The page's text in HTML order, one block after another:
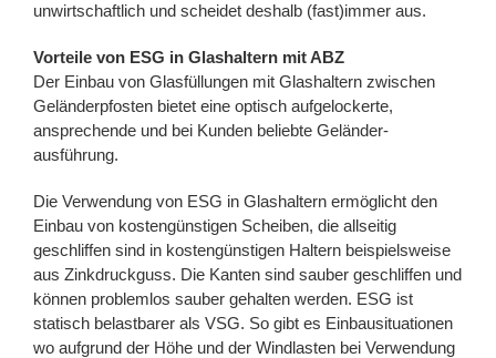
unwirtschaftlich und scheidet deshalb (fast)immer aus.
Vorteile von ESG in Glashaltern mit ABZ
Der Einbau von Glasfüllungen mit Glashaltern zwischen
Geländerpfosten bietet eine optisch aufgelockerte,
ansprechende und bei Kunden beliebte Geländer-
ausführung.
Die Verwendung von ESG in Glashaltern ermöglicht den
Einbau von kostengünstigen Scheiben, die allseitig
geschliffen sind in kostengünstigen Haltern beispielsweise
aus Zinkdruckguss. Die Kanten sind sauber geschliffen und
können problemlos sauber gehalten werden. ESG ist
statisch belastbarer als VSG. So gibt es Einbausituationen
wo aufgrund der Höhe und der Windlasten bei Verwendung